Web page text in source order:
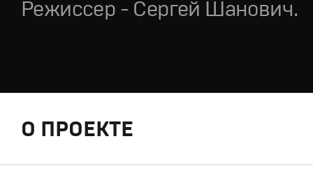
Режиссер - Сергей Шанович.
О ПРОЕКТЕ